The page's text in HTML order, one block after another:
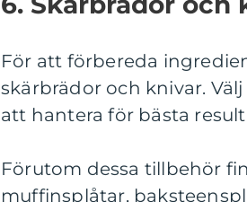
För att förbereda
skärbrädor och knivar.
att hantera för bästa
Förutom dessa tillbehör
muffinsplåtar,